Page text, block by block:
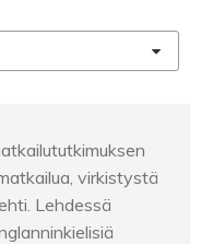
virkistystä
Lehdessä